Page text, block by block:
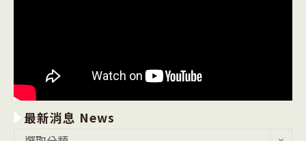
最新消息 News